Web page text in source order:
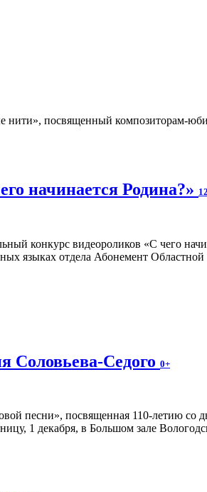
посвященный композиторам-
начинается Родина?»
конкурс видеороликов «С чего
языках отдела Абонемент
Соловьева-Седого 0+
песни», посвященная 110-летию
1 декабря, в Большом зале